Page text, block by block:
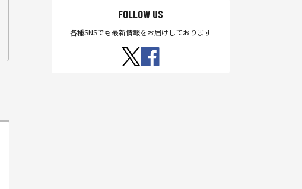
FOLLOW US
各種SNSでも最新情報をお届けしております